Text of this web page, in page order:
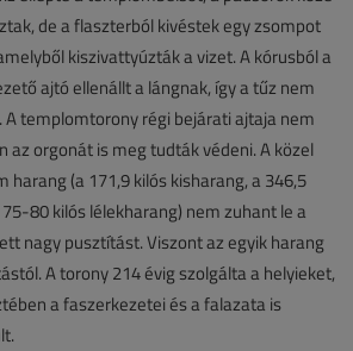
de a flaszterból kivéstek egy zsompot
kiszivattyúzták a vizet. A kórusból a
ajtó ellenállt a lángnak, így a tűz nem
A templomtorony régi bejárati ajtaja nem
az orgonát is meg tudták védeni. A közel
harang (a 171,9 kilós kisharang, a 346,5
80 kilós lélekharang) nem zuhant le a
nagy pusztítást. Viszont az egyik harang
A torony 214 évig szolgálta a helyieket,
a faszerkezetei és a falazata is